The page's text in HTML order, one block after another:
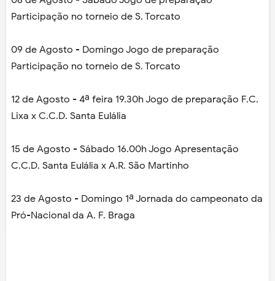
Participação no torneio de S. Torcato
09 de Agosto - Domingo Jogo de preparação
Participação no torneio de S. Torcato
12 de Agosto - 4ª feira 19.30h Jogo de preparação F.C.
Lixa x C.C.D. Santa Eulália
15 de Agosto - Sábado 16.00h Jogo Apresentação
C.C.D. Santa Eulália x A.R. São Martinho
23 de Agosto - Domingo 1ª Jornada do campeonato da
Pró-Nacional da A. F. Braga